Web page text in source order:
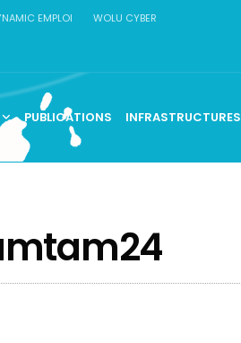
EMPLOI WOLU CYBER
PUBLICATIONS INFRASTRUCTURES